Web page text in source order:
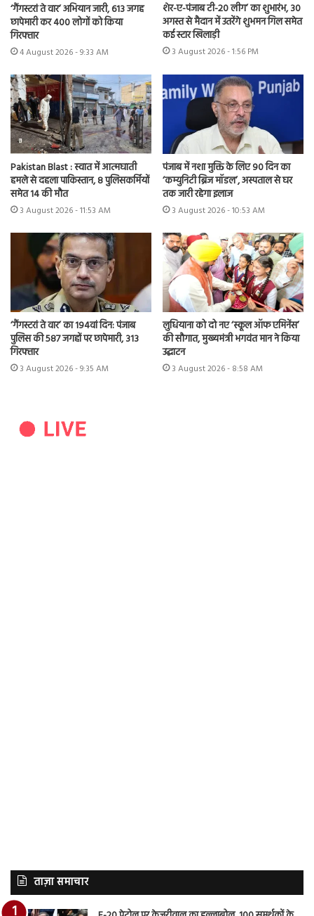
‘गैंगस्टरां ते वार’ अभियान जारी, 613 जगह
छापेमारी कर 400 लोगों को किया
गिरफ्तार
4 August 2026 - 9:33 AM
शेर-ए-पंजाब टी-20 लीग’ का शुभारंभ, 30
अगस्त से मैदान में उतरेंगे शुभमन गिल समेत
कई स्टार खिलाड़ी
3 August 2026 - 1:56 PM
Pakistan Blast : स्वात में आत्मघाती
हमले से दहला पाकिस्तान, 8 पुलिसकर्मियों
समेत 14 की मौत
3 August 2026 - 11:53 AM
पंजाब में नशा मुक्ति के लिए 90 दिन का
‘कम्युनिटी ब्रिज मॉडल’, अस्पताल से घर
तक जारी रहेगा इलाज
3 August 2026 - 10:53 AM
‘गैंगस्टरां ते वार’ का 194वां दिन: पंजाब
पुलिस की 587 जगहों पर छापेमारी, 313
गिरफ्तार
3 August 2026 - 9:35 AM
लुधियाना को दो नए ‘स्कूल ऑफ एमिनेंस’
की सौगात, मुख्यमंत्री भगवंत मान ने किया
उद्घाटन
3 August 2026 - 8:58 AM
ताज़ा समाचार